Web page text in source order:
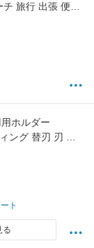
旅行 出張 便利
ース 小物入れ
工 充電器 マウ
ク フック付
ホルダー
ング 替刃 刃 保
60 カッティ
ト
る